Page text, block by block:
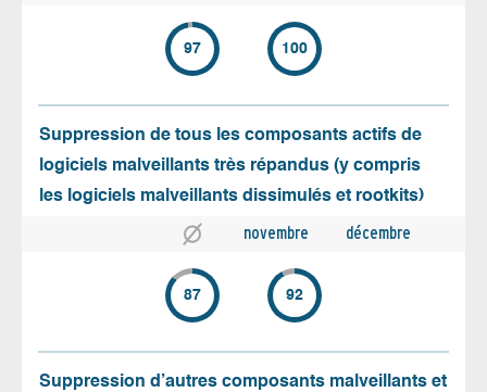
97 100
Suppression de tous les composants actifs de
logiciels malveillants très répandus (y compris
les logiciels malveillants dissimulés et rootkits)
novembre décembre
87 92
Suppression d’autres composants malveillants et